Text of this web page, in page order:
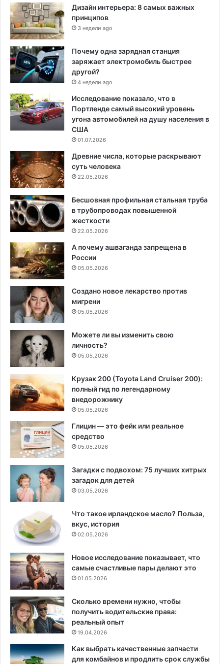
Дизайн интерьера: 8 самых важных
принципов
3 недели ago
Почему одна зарядная станция
заряжает электромобиль быстрее
другой?
4 недели ago
Исследование показало, что в
Портленде самый высокий уровень
угона автомобилей на душу населения в
США
01.07.2026
Древние числа, которые раскрывают
суть человека
22.05.2026
Бесшовная профильная стальная труба
в трубопроводах повышенной
жесткости
22.05.2026
А почему ашваганда запрещена в
России
05.05.2026
Создано новое лекарство против
мигрени
05.05.2026
Можете ли вы изменить свою
личность?
05.05.2026
Крузак 200 (Toyota Land Cruiser 200):
полный гид по легендарному
внедорожнику
05.05.2026
Глицин — это фейк или реальное
средство
05.05.2026
Загадки с подвохом: 75 лучших хитрых
загадок для детей
03.05.2026
Что такое ирландское масло? Польза,
вкус, история
02.05.2026
Новое исследование показывает, что
самые счастливые пары делают это
01.05.2026
Сколько времени нужно, чтобы
получить водительские права:
реальный опыт
19.04.2026
Как выбрать качественные запчасти
для комбайнов и продлить срок службы